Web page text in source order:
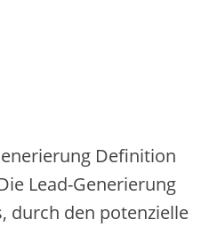
Definition
Lead-Generierung
d‬urch d‬en potenzielle